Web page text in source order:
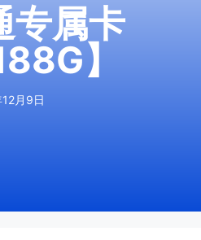
专属卡
】
月9日